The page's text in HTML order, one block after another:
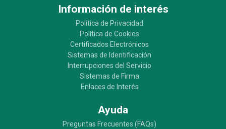
Información de interés
Política de Privacidad
Política de Cookies
Certificados Electrónicos
Sistemas de Identificación
Interrupciones del Servicio
Sistemas de Firma
Enlaces de Interés
Ayuda
Preguntas Frecuentes (FAQs)